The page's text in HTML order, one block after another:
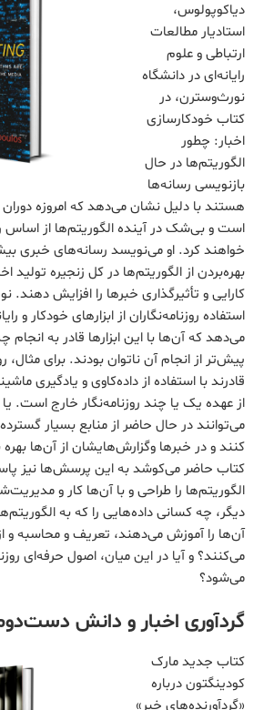
دیاکوپولوس،
استادیار مطالعات
ارتباطی و علوم
رایانه‌ای در دانشگاه
نورث‌وسترن، در
کتاب خودکارسازی
اخبار: چطور
الگوریتم‌ها در حال
بازنویسی رسانه‌ها
هستند با دلیل نشان می‌دهد که امروزه
است و بی‌شک در آینده الگوریتم‌ها از اساس
خواهند کرد. او می‌نویسد رسانه‌های خبری
بهره‌بردن از الگوریتم‌ها در کل زنجیره تولید
کارایی و تأثیرگذاری خبرها را افزایش دهند.
استفاده روزنامه‌نگاران از ابزارهای خودکار و
می‌دهد که آن‌ها با این ابزارها قادر به
پیش‌تر از انجام آن ناتوان بودند. برای مثال،
قادرند با استفاده از داده‌کاوی و یادگیری
از عهده یک یا چند روزنامه‌نگار خارج است. یا
می‌توانند در حال حاضر از منابع بسیار
کنند و در خبرها وگزارش‌هایشان از آن‌ها
کتاب حاضر می‌کوشد به این پرسش‌ها نیز
الگوریتم‌ها را طراحی و با آن‌ها کار و
دیگر، چه کسانی داده‌هایی را که به
آن‌ها را آموزش می‌دهند، تعریف و محاسبه و
می‌کنند؟ و آیا در این میان، اصول حرفه‌ای
می‌شود؟
گردآوری اخبار و دانش
کتاب جدید مارک
کودینگتون درباره
«گردآورنده‌های خبر»